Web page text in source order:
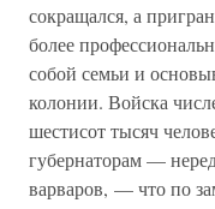
сокращался, а
более
собой семьи и
колонии. Войска
шестисот тысяч
губернаторам —
варваров, — что по